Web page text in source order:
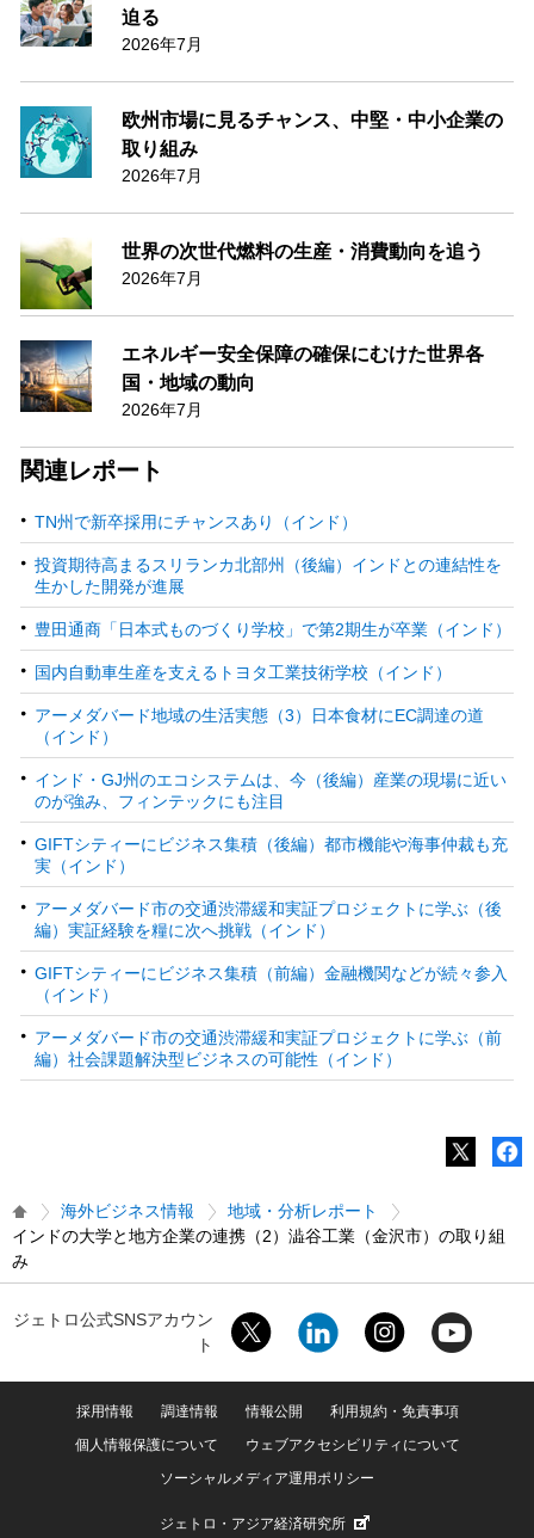
迫る
2026年7月
欧州市場に見るチャンス、中堅・中小企業の
取り組み
2026年7月
世界の次世代燃料の生産・消費動向を追う
2026年7月
エネルギー安全保障の確保にむけた世界各
国・地域の動向
2026年7月
関連レポート
TN州で新卒採用にチャンスあり（インド）
投資期待高まるスリランカ北部州（後編）インドとの連結性を
生かした開発が進展
豊田通商「日本式ものづくり学校」で第2期生が卒業（インド）
国内自動車生産を支えるトヨタ工業技術学校（インド）
アーメダバード地域の生活実態（3）日本食材にEC調達の道
（インド）
インド・GJ州のエコシステムは、今（後編）産業の現場に近い
のが強み、フィンテックにも注目
GIFTシティーにビジネス集積（後編）都市機能や海事仲裁も充
実（インド）
アーメダバード市の交通渋滞緩和実証プロジェクトに学ぶ（後
編）実証経験を糧に次へ挑戦（インド）
GIFTシティーにビジネス集積（前編）金融機関などが続々参入
（インド）
アーメダバード市の交通渋滞緩和実証プロジェクトに学ぶ（前
編）社会課題解決型ビジネスの可能性（インド）
海外ビジネス情報
地域・分析レポート
インドの大学と地方企業の連携（2）澁谷工業（金沢市）の取り組
み
ジェトロ公式SNSアカウン
ト
採用情報 調達情報 情報公開
利用規約・免責事項
個人情報保護について
ウェブアクセシビリティについて
ソーシャルメディア運用ポリシー
ジェトロ・アジア経済研究所